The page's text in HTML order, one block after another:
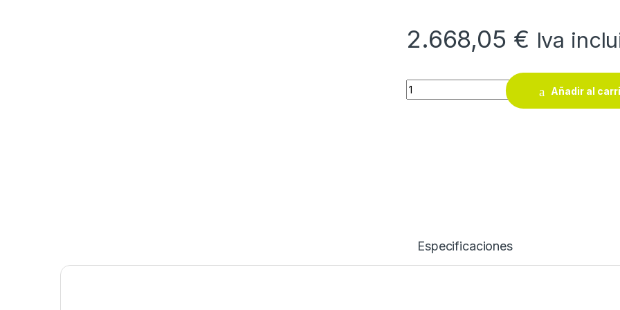
2.668,05 € Iva
Generador gasolina Ayerbe AY13000 KT
Añadir al
Especificaciones